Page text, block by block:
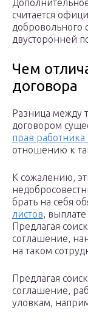
считается
добровольного
двусторонней
Чем
договора
Разница между
договором
прав работника
отношению к
К сожалению,
брать на себя
листов,
Предлагая
соглашение,
на таком
Предлагая
соглашение,
уловкам,